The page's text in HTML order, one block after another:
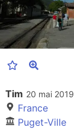
Tim 20 mai 2019
France
Puget-Ville